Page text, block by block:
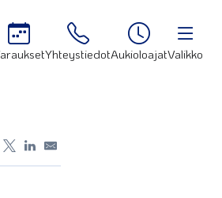
YhteystiedotAukioloajatValikko